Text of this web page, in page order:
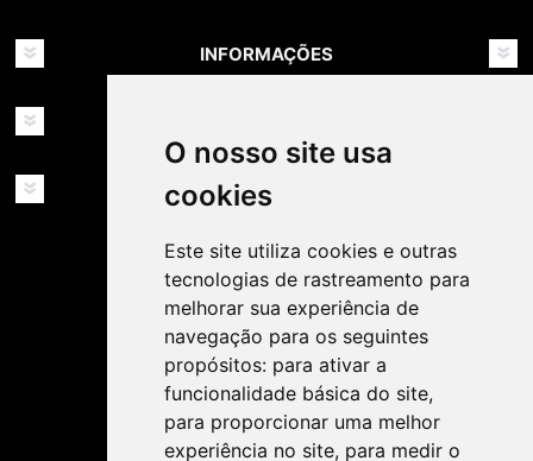
O nosso site usa
cookies
Este site utiliza cookies e outras
tecnologias de rastreamento para
melhorar sua experiência de
navegação para os seguintes
propósitos: para ativar a
funcionalidade básica do site,
para proporcionar uma melhor
experiência no site, para medir o
INFORMAÇÕES
SERVIÇOS
SIGA-NOS NAS REDES SOCIAIS!